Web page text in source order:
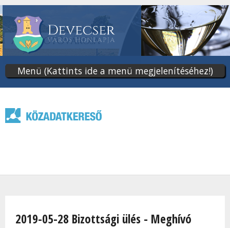
tartalomra
Menü (Kattints ide a menü megjelenítéséhez!)
2019-05-28 Bizottsági ülés - Meghívó